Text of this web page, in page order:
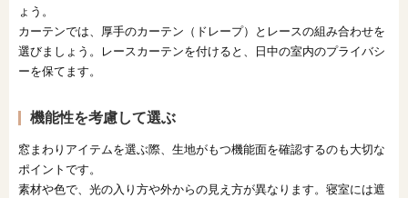
ょう。
カーテンでは、厚手のカーテン（ドレープ）とレースの組み合わせを
選びましょう。レースカーテンを付けると、日中の室内のプライバシ
ーを保てます。
機能性を考慮して選ぶ
窓まわりアイテムを選ぶ際、生地がもつ機能面を確認するのも大切な
ポイントです。
素材や色で、光の入り方や外からの見え方が異なります。寝室には遮